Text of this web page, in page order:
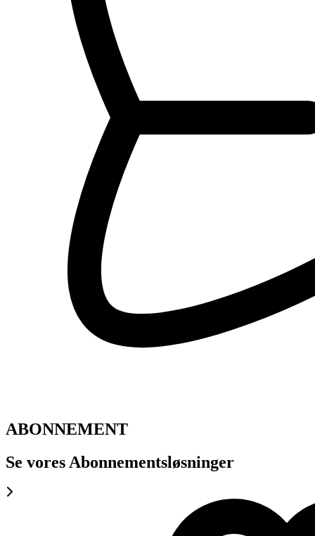
ABONNEMENT
Se vores Abonnementsløsninger